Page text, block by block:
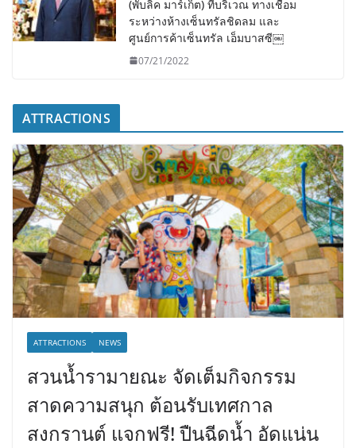
(พับลิค มาร์เก็ต) ที่บริเวณ ทางเชื่อม
ระหว่างห้างเซ็นทรัลชิดลม และ
ศูนย์การค้าเซ็นทรัล เอ็มบาสซี￼
07/21/2022
ATTRACTIONS
ATTRACTIONS NEWS
สวนน้ำรามายณะ จัดเต็มกิจกรรม
สาดความสนุก ต้อนรับเทศกาล
สงกรานต์ แจกฟรี! ปืนฉีดน้ำ อัดแน่น